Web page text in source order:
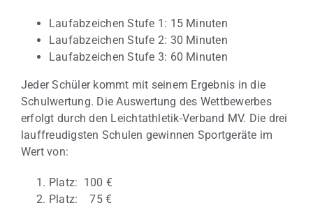
Laufabzeichen Stufe 1: 15 Minuten
Laufabzeichen Stufe 2: 30 Minuten
Laufabzeichen Stufe 3: 60 Minuten
Jeder Schüler kommt mit seinem Ergebnis in die
Schulwertung. Die Auswertung des Wettbewerbes
erfolgt durch den Leichtathletik-Verband MV. Die drei
lauffreudigsten Schulen gewinnen Sportgeräte im
Wert von:
Platz: 100 €
Platz: 75 €